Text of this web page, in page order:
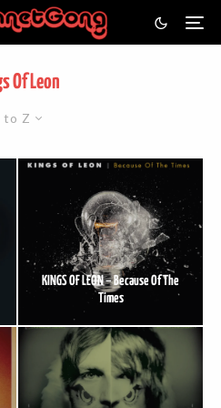
Of Leon
to Z
KINGS OF LEON – Because Of The
Times